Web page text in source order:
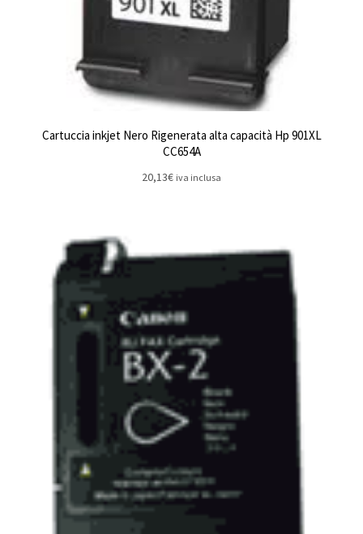
Cartuccia inkjet Nero Rigenerata alta capacità Hp 901XL
CC654A
20,13€ iva inclusa